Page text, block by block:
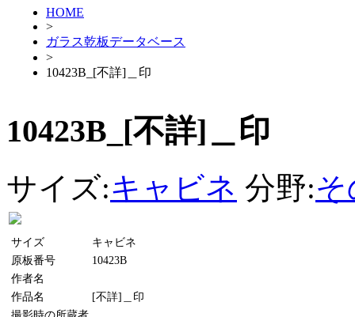
HOME
>
ガラス乾板データベース
>
10423B_[不詳]＿印
10423B_[不詳]＿印
サイズ:キャビネ 分野:
サイズ
キャビネ
原板番号
10423B
作者名
作品名
[不詳]＿印